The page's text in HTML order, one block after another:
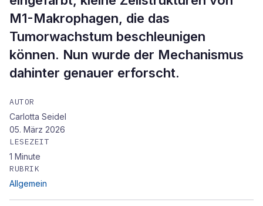
M1-Makrophagen, die das
Tumorwachstum beschleunigen
können. Nun wurde der Mechanismus
dahinter genauer erforscht.
AUTOR
Carlotta Seidel
05. März 2026
LESEZEIT
1 Minute
RUBRIK
Allgemein